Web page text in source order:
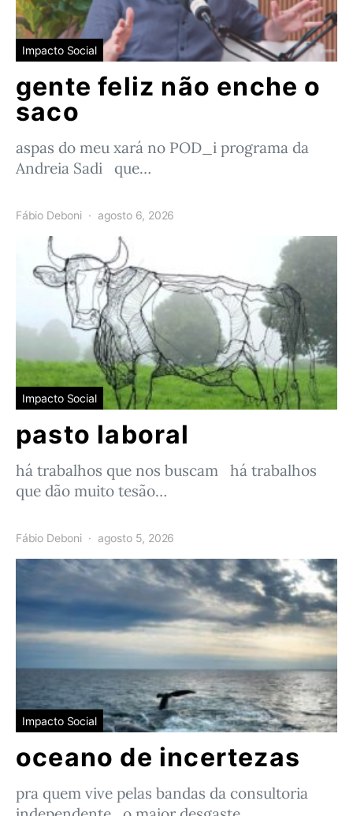
Impacto Social
gente feliz não enche o
saco
aspas do meu xará no POD_i programa da
Andreia Sadi que…
Fábio Deboni agosto 6, 2026
Impacto Social
pasto laboral
há trabalhos que nos buscam há trabalhos
que dão muito tesão…
Fábio Deboni agosto 5, 2026
Impacto Social
oceano de incertezas
pra quem vive pelas bandas da consultoria